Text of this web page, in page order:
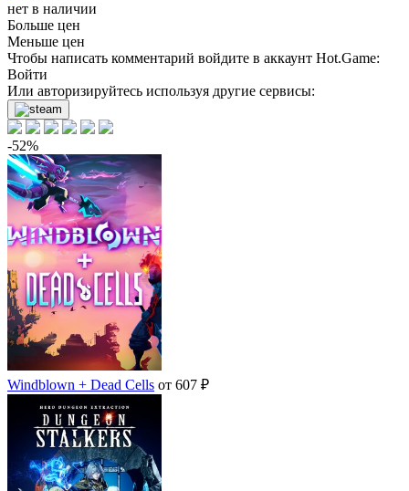
нет в наличии
Больше цен
Меньше цен
Чтобы написать комментарий войдите в аккаунт Hot.Game:
Войти
Или авторизируйтесь используя другие сервисы:
-52%
Windblown + Dead Cells от 607 ₽